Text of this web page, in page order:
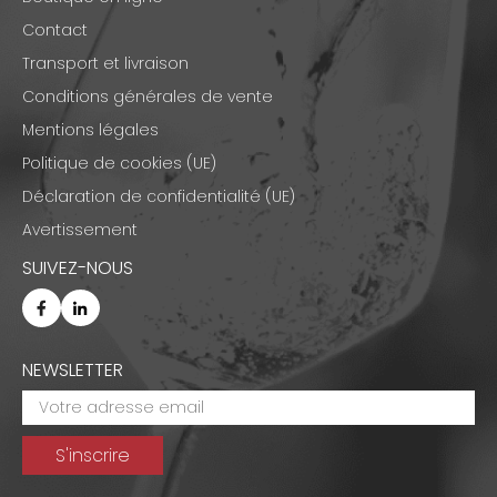
Contact
Transport et livraison
Conditions générales de vente
Mentions légales
Politique de cookies (UE)
Déclaration de confidentialité (UE)
Avertissement
SUIVEZ-NOUS
NEWSLETTER